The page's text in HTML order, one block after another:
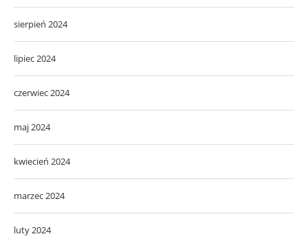
sierpień 2024
lipiec 2024
czerwiec 2024
maj 2024
kwiecień 2024
marzec 2024
luty 2024